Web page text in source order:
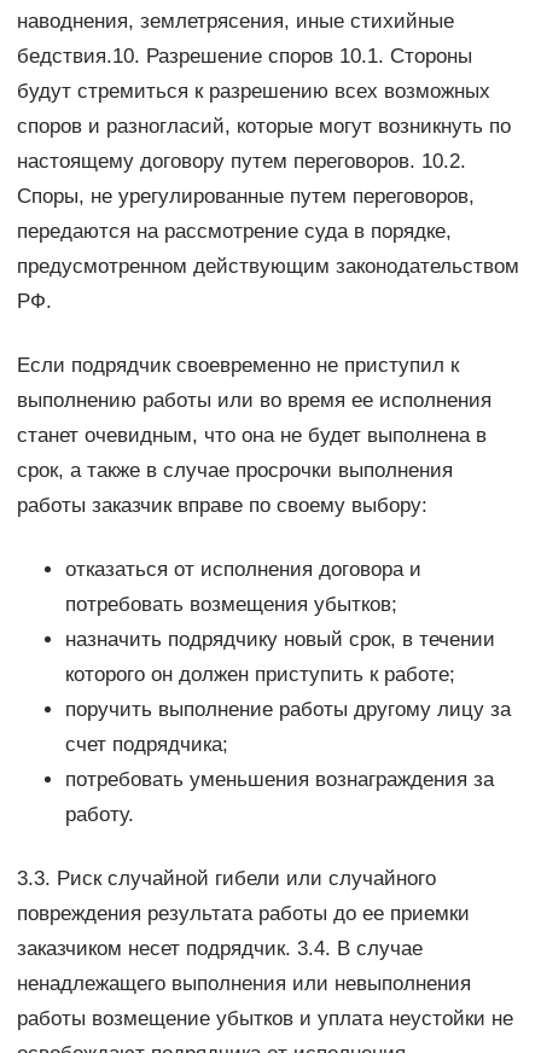
наводнения, землетрясения, иные стихийные
бедствия.10. Разрешение споров 10.1. Стороны
будут стремиться к разрешению всех возможных
споров и разногласий, которые могут возникнуть по
настоящему договору путем переговоров. 10.2.
Споры, не урегулированные путем переговоров,
передаются на рассмотрение суда в порядке,
предусмотренном действующим законодательством
РФ.
Если подрядчик своевременно не приступил к
выполнению работы или во время ее исполнения
станет очевидным, что она не будет выполнена в
срок, а также в случае просрочки выполнения
работы заказчик вправе по своему выбору:
отказаться от исполнения договора и
потребовать возмещения убытков;
назначить подрядчику новый срок, в течении
которого он должен приступить к работе;
поручить выполнение работы другому лицу за
счет подрядчика;
потребовать уменьшения вознаграждения за
работу.
3.3. Риск случайной гибели или случайного
повреждения результата работы до ее приемки
заказчиком несет подрядчик. 3.4. В случае
ненадлежащего выполнения или невыполнения
работы возмещение убытков и уплата неустойки не